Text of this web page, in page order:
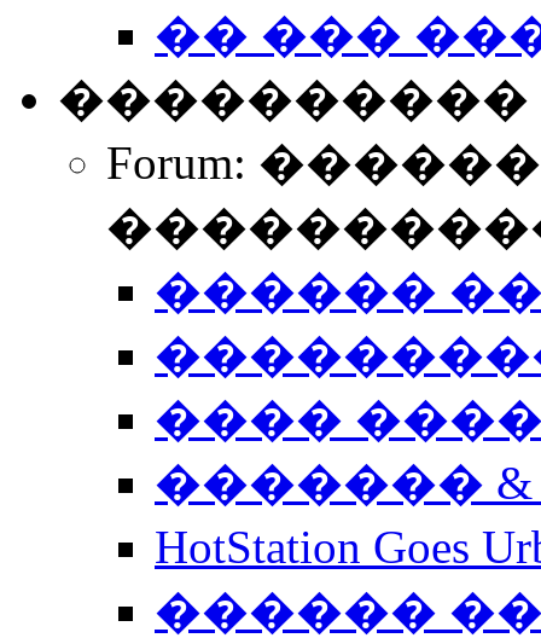
�� ���
����������
Forum:
������
����
�������
HotStation
������